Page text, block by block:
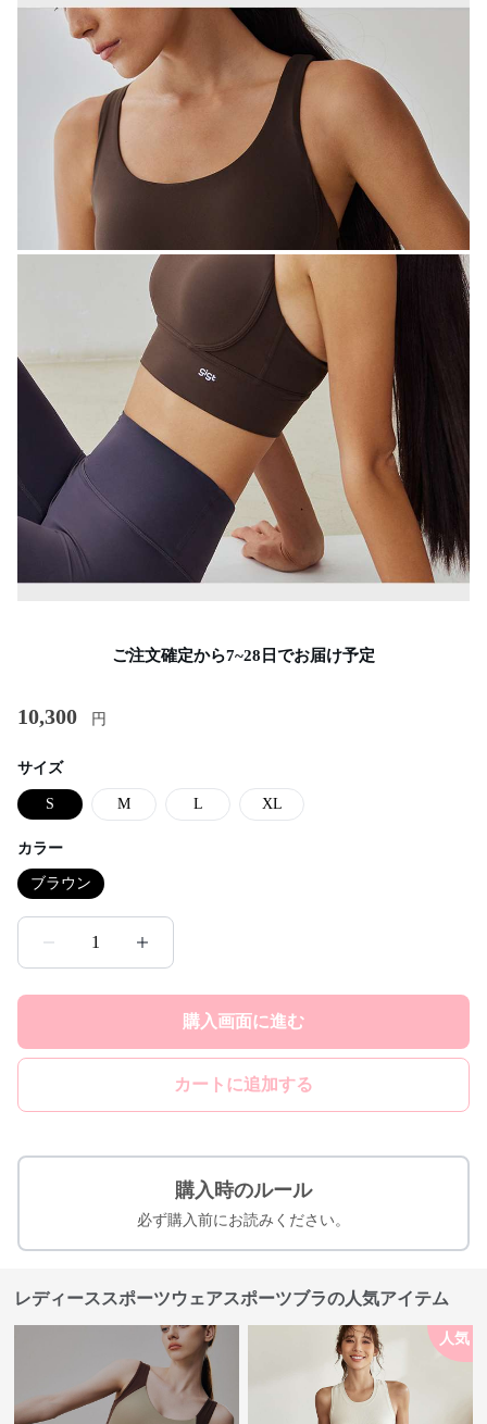
ご注文確定から7~28日でお届け予定
10,300 円
サイズ
S M L XL
カラー
ブラウン
1
購入画面に進む
カートに追加する
購入時のルール
必ず購入前にお読みください。
レディーススポーツウェアスポーツブラの人気アイテム
人気